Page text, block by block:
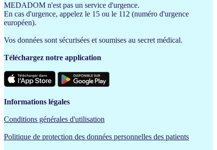
MEDADOM n'est pas un service d'urgence.
En cas d'urgence, appelez le 15 ou le 112 (numéro d'urgence
européen).
Vos données sont sécurisées et soumises au secret médical.
Téléchargez notre application
Informations légales
Conditions générales d'utilisation
Politique de protection des données personnelles des patients